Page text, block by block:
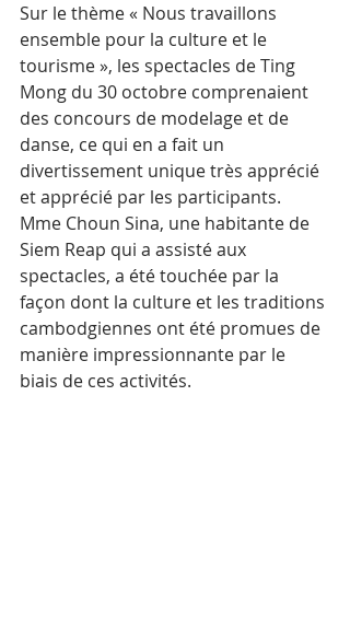
Sur le thème « Nous travaillons
ensemble pour la culture et le
tourisme », les spectacles de Ting
Mong du 30 octobre comprenaient
des concours de modelage et de
danse, ce qui en a fait un
divertissement unique très apprécié
et apprécié par les participants.
Mme Choun Sina, une habitante de
Siem Reap qui a assisté aux
spectacles, a été touchée par la
façon dont la culture et les traditions
cambodgiennes ont été promues de
manière impressionnante par le
biais de ces activités.